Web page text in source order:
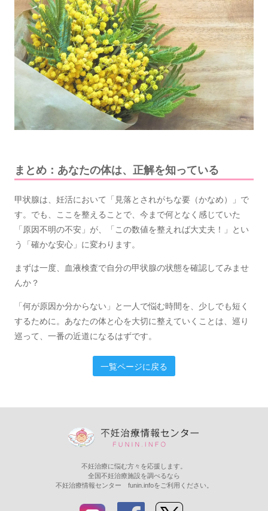
まとめ：あなたの体は、正解を知っている
甲状腺は、妊活において「見落とされがちな要（かなめ）」で
す。でも、ここを整えることで、今まで何となく感じていた
「原因不明の不安」が、「この数値を整えれば大丈夫！」とい
う「確かな安心」に変わります。
まずは一度、血液検査で自分の甲状腺の状態を確認してみませ
んか？
「何が原因か分からない」と一人で悩む時間を、少しでも短く
するために。あなたの体と心を大切に整えていくことは、巡り
巡って、一番の近道になるはずです。
一覧ページに戻る
不妊治療に悩む方々を応援します。
全国不妊治療施設を調べるなら
不妊治療情報センター funin.infoをご利用ください。